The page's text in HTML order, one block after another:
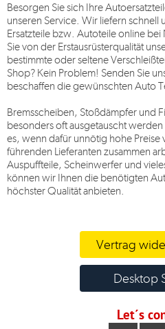
Besorgen Sie sich Ihre
unseren Service. Wir liefern schnell
Ersatzteile bzw. Autoteile online bei
Sie von der Erstausrüsterqualität
bestimmte oder seltene
Shop? Kein Problem! Senden Sie
beschaffen die gewünschten Auto
Bremsscheiben, Stoßdämpfer und
besonders oft ausgetauscht
es, wenn dafür unnötig hohe
führenden Lieferanten zusammen
Auspuffteile, Scheinwerfer und
können wir Ihnen die benötigten
höchster Qualität anbieten.
Vertrag
Desktop
Let´s